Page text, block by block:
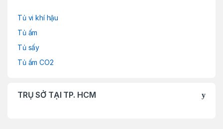
Tủ vi khí hậu
Tủ ấm
Tủ sấy
Tủ ấm CO2
TRỤ SỞ TẠI TP. HCM